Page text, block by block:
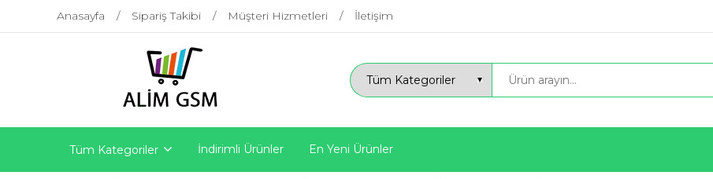
Anasayfa Sipariş Takibi Müşteri Hizmetleri İletişim
Tüm Kategoriler İndirimli Ürünler En Yeni Ürünler